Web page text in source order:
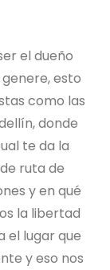
el dueño
esto
como las
donde
te da la
ruta de
y en qué
la libertad
el lugar que
y eso nos